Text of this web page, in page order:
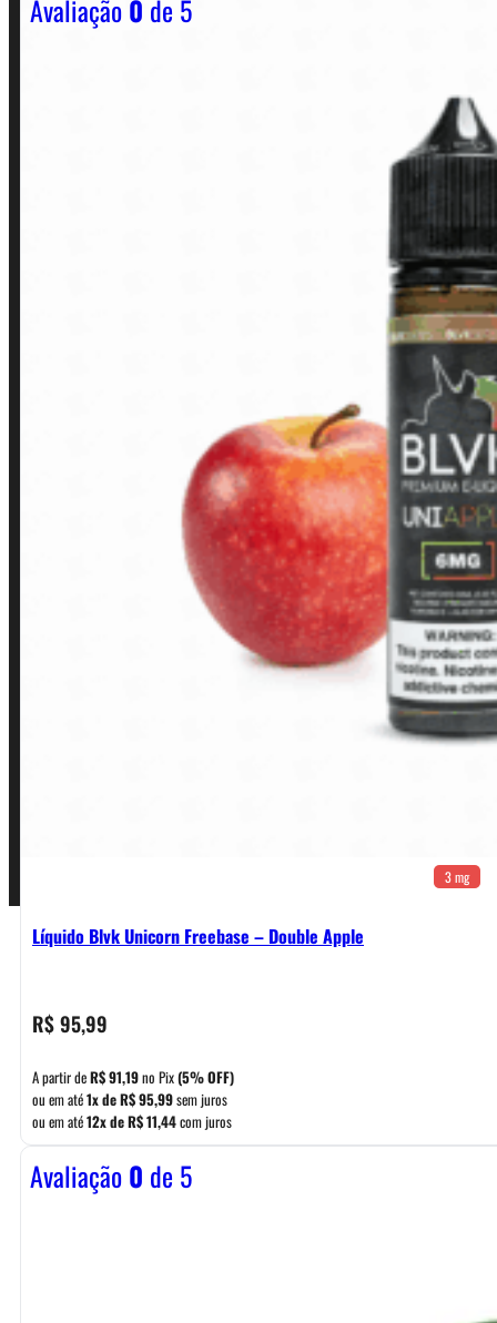
Avaliação0 de 5
3 mg
Líquido Blvk Unicorn Freebase – Double Apple
R$95,99
A partir deR$91,19no Pix(5% OFF)
ou em até1x deR$95,99sem juros
ou em até12x deR$11,44com juros
Avaliação0 de 5
Horário: Política de Horario e Fretes
Política de Privacidade
Política de Frete e Pagamento
Política de Garantia, Reembolso e Devolução